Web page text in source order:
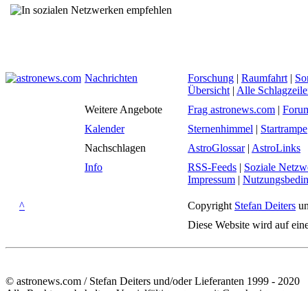
Nachrichten Forschung | Raumfahrt |
Übersicht | Alle
Weitere Angebote
Frag astronews.com |
Kalender
Sternenhimmel | Startrampe
Nachschlagen
AstroGlossar| AstroLinks
Info
RSS-Feeds | Soziale
Impressum |
^ Copyright Stefan Deiters
Diese Website wird auf
© astronews.com / Stefan Deiters und/oder Lieferanten 1999 - 2020